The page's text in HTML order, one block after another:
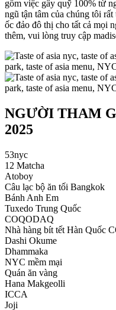
gồm việc gây quỹ 100% từ
ngũ tận tâm của chúng tôi
ốc đảo đô thị cho tất cả mọi
thêm, vui lòng truy cập
NGƯỜI THAM
2025
53nyc
12 Matcha
Atoboy
Câu lạc bộ ăn tối Bangkok
Bánh Anh Em
Tuxedo Trung Quốc
COQODAQ
Nhà hàng bít tết Hàn Quốc
Dashi Okume
Dhammaka
NYC mềm mại
Quán ăn vàng
Hana Makgeolli
ICCA
Joji